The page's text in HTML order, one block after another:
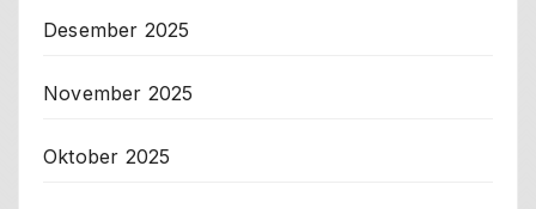
Desember 2025
November 2025
Oktober 2025